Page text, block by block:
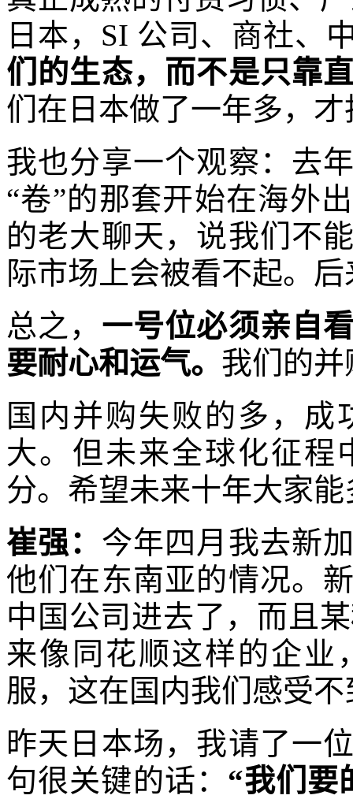
日本，SI 公司、商社、
们的生态，而不是只靠
们在日本做了一年多，
我也分享一个观察：去
“卷”的那套开始在海外
的老大聊天，说我们不
际市场上会被看不起。
总之， 一号位必须亲自
要耐心和运气。 我们的并
国内并购失败的多，
大。但未来全球化征程
分。希望未来十年大家
崔强： 今年四月我去新
他们在东南亚的情况。
中国公司进去了，而且
来像同花顺这样的企业
服，这在国内我们感受不
昨天日本场，我请了一
句很关键的话： “我们要